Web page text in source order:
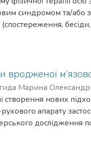
синдромом та/
Амплітудні рухи у
суглобі в
груп
нижньої
показників
вродженої
Марина
створення нових
апарату
дослідження
кривошиї. У роботі